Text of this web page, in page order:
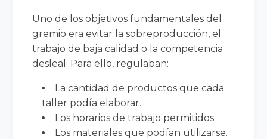
Uno de los objetivos fundamentales del
gremio era evitar la sobreproducción, el
trabajo de baja calidad o la competencia
desleal. Para ello, regulaban:
La cantidad de productos que cada
taller podía elaborar.
Los horarios de trabajo permitidos.
Los materiales que podían utilizarse.